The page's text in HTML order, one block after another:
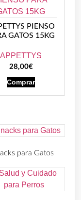
PIENSO
GATOS 15KG
APPETTYS
28,00€
Comprar
para Gatos